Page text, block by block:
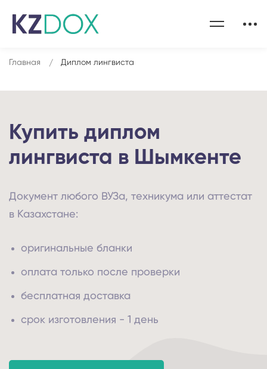
Главная Диплом лингвиста
Купить диплом
лингвиста в Шымкенте
Документ любого ВУЗа, техникума или аттестат
в Казахстане:
оригинальные бланки
оплата только после проверки
бесплатная доставка
срок изготовления - 1 день